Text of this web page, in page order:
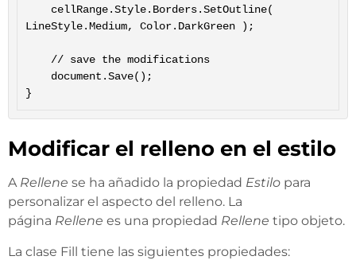
LineStyle.Medium, Color.DarkGreen );
Modificar el relleno en el estilo
A Rellene se ha añadido la propiedad Estilo para
personalizar el aspecto del relleno. La
página Rellene es una propiedad Rellene tipo objeto.
La clase Fill tiene las siguientes propiedades: